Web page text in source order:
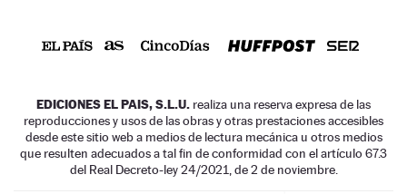
EDICIONES EL PAIS, S.L.U. realiza una reserva expresa de las
reproducciones y usos de las obras y otras prestaciones accesibles
desde este sitio web a medios de lectura mecánica u otros medios
que resulten adecuados a tal fin de conformidad con el artículo 67.3
del Real Decreto-ley 24/2021, de 2 de noviembre.